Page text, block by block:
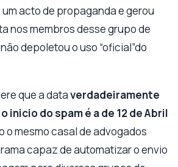
acto de propaganda e gerou
nos membros desse grupo de
depoletou o uso “oficial”do
que a dataverdadeiramente
inicio do spam é a de 12 de Abril
o mesmo casal de advogados
capaz de automatizar o envio